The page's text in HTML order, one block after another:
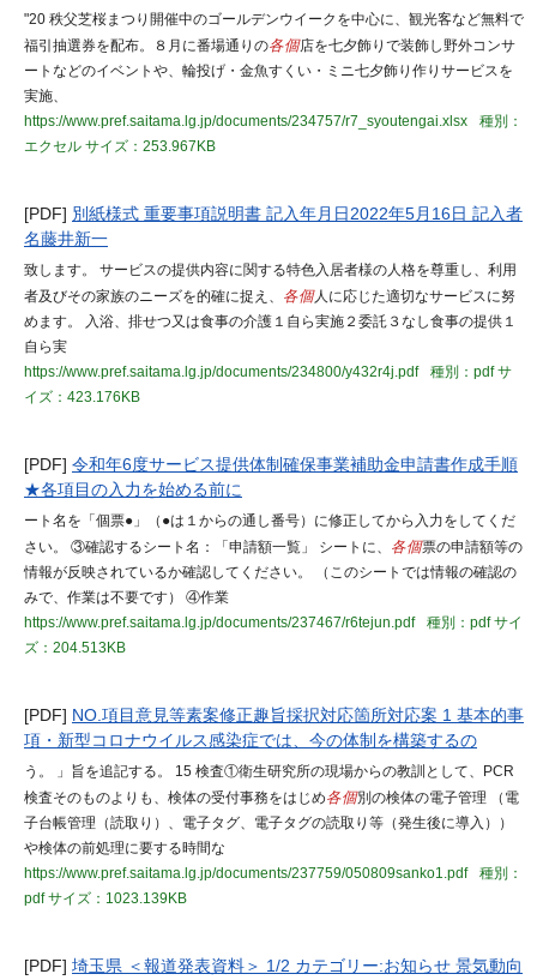
"20 秩父芝桜まつり開催中のゴールデンウイークを中心に、観光客など無料で
福引抽選券を配布。８月に番場通りの各個店を七夕飾りで装飾し野外コンサ
ートなどのイベントや、輪投げ・金魚すくい・ミニ七夕飾り作りサービスを
実施、
https://www.pref.saitama.lg.jp/documents/234757/r7_syoutengai.xlsx
種別：
エクセル サイズ：253.967KB
[PDF] 別紙様式 重要事項説明書 記入年月日2022年5月16日 記入者
名藤井新一
致します。 サービスの提供内容に関する特色入居者様の人格を尊重し、利用
者及びその家族のニーズを的確に捉え、 各個人に応じた適切なサービスに努
めます。 入浴、排せつ又は食事の介護１自ら実施２委託３なし食事の提供１
自ら実
https://www.pref.saitama.lg.jp/documents/234800/y432r4j.pdf
種別：pdfサ
イズ：423.176KB
[PDF] 令和年6度サービス提供体制確保事業補助金申請書作成手順
★各項目の入力を始める前に
ート名を「個票●」（●は１からの通し番号）に修正してから入力をしてくだ
さい。 ③確認するシート名：「申請額一覧」 シートに、 各個票の申請額等の
情報が反映されているか確認してください。 （このシートでは情報の確認の
みで、作業は不要です） ④作業
https://www.pref.saitama.lg.jp/documents/237467/r6tejun.pdf
種別：pdfサイ
ズ：204.513KB
[PDF] NO.項目意見等素案修正趣旨採択対応箇所対応案 1 基本的事
項・新型コロナウイルス感染症では、今の体制を構築するの
う。 」旨を追記する。 15 検査①衛生研究所の現場からの教訓として、PCR
検査そのものよりも、検体の受付事務をはじめ各個別の検体の電子管理 （電
子台帳管理（読取り）、電子タグ、電子タグの読取り等（発生後に導入））
や検体の前処理に要する時間な
https://www.pref.saitama.lg.jp/documents/237759/050809sanko1.pdf
種別：
pdfサイズ：1023.139KB
[PDF] 埼玉県 ＜報道発表資料＞ 1/2 カテゴリー:お知らせ 景気動向